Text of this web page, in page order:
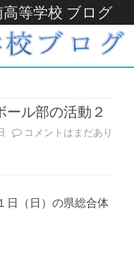
等学校 ブログ
ル部の活動２
令
年
コメントはまだあり
日（日）の県総合体